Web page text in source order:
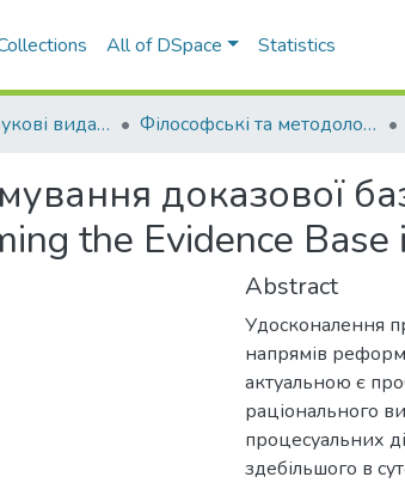
All of DSpace Statistics
Періодичні наукові видання НАВС Філософські та методологічні проблеми права
доказової
the Evidence
Abstract
Удосконалення
напрямів
актуальною є
раціонального
процесуальних
здебільшого в